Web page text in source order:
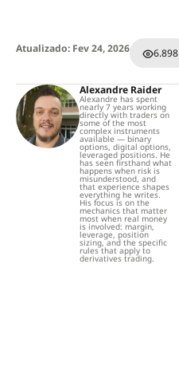
Atualizado: Fev 24, 2026 6.898
Alexandre Raider
Alexandre has spent
nearly 7 years working
directly with traders on
some of the most
complex instruments
available — binary
options, digital options,
leveraged positions. He
has seen firsthand what
happens when risk is
misunderstood, and
that experience shapes
everything he writes.
His focus is on the
mechanics that matter
most when real money
is involved: margin,
leverage, position
sizing, and the specific
rules that apply to
derivatives trading.